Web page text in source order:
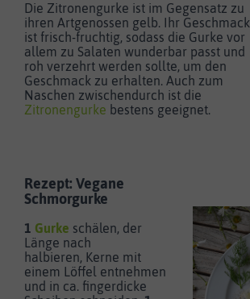
Die Zitronengurke ist im Gegensatz zu
ihren Artgenossen gelb. Ihr Geschmack
ist frisch-fruchtig, sodass die Gurke vor
allem zu Salaten wunderbar passt und
roh verzehrt werden sollte, um den
Geschmack zu erhalten. Auch zum
Naschen zwischendurch ist die
Zitronengurke bestens geeignet.
Rezept: Vegane
Schmorgurke
1 Gurke schälen, der
Länge nach
halbieren, Kerne mit
einem Löffel entnehmen
und in ca. fingerdicke